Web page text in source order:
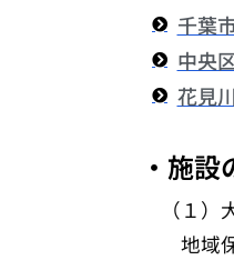
千葉
中央
花見
・施
（１）
地域保